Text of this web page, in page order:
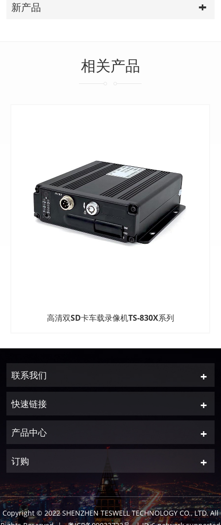
新产品
相关产品
高清双SD卡车载录像机TS-830X系列
联系我们
快速链接
产品中心
订购
Copyright © 2022 SHENZHEN TESWELL TECHNOLOGY CO., LTD. All